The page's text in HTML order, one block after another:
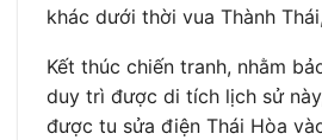
khác dưới thời vua Thành
Kết thúc chiến tranh, nhằm
duy trì được di tích lịch sử
được tu sửa điện Thái Hòa